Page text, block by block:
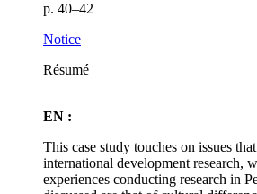
p. 40–42
Notice
Résumé
EN :
This case study touches on issues
international development research,
experiences conducting research in